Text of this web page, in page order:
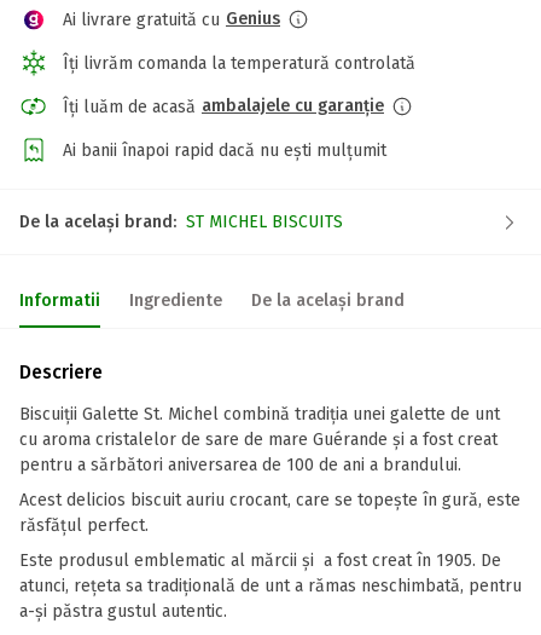
Ai livrare gratuită cu Genius
Îți livrăm comanda la temperatură controlată
Îți luăm de acasă ambalajele cu garanție
Ai banii înapoi rapid dacă nu ești mulțumit
De la același brand: ST MICHEL BISCUITS
Informatii Ingrediente De la același brand
Descriere
Biscuiții Galette St. Michel combină tradiția unei galette de unt
cu aroma cristalelor de sare de mare Guérande și a fost creat
pentru a sărbători aniversarea de 100 de ani a brandului.
Acest delicios biscuit auriu crocant, care se topește în gură, este
răsfățul perfect.
Este produsul emblematic al mărcii și a fost creat în 1905. De
atunci, rețeta sa tradițională de unt a rămas neschimbată, pentru
a-și păstra gustul autentic.